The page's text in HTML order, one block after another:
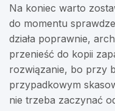
Na koniec warto
do momentu
działa poprawnie,
przenieść do kopii
rozwiązanie, bo przy
przypadkowym
nie trzeba zaczynać